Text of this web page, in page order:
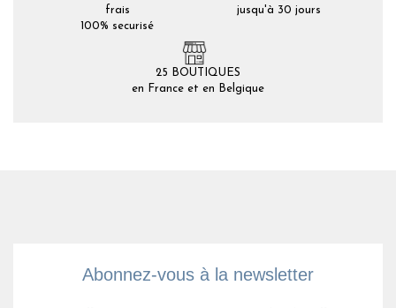
frais
100% securisé
jusqu'à 30 jours
25 BOUTIQUES
en France et en Belgique
Abonnez-vous à la newsletter